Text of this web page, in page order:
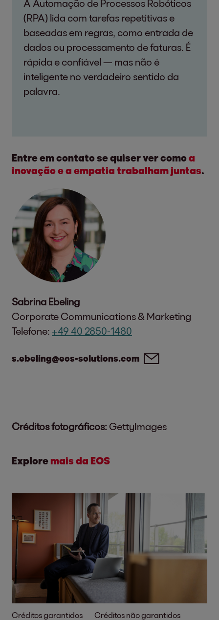
A Automação de Processos Robóticos
(RPA) lida com tarefas repetitivas e
baseadas em regras, como entrada de
dados ou processamento de faturas. É
rápida e confiável — mas não é
inteligente no verdadeiro sentido da
palavra.
Entre em contato se quiser ver comoa
inovação e a empatia trabalham juntas.
Sabrina Ebeling
Corporate Communications & Marketing
Telefone: +49 40 2850-1480
s.ebeling@eos-solutions.com
Créditos fotográficos: GettyImages
Explore mais da EOS
Créditos garantidos Créditos não garantidos